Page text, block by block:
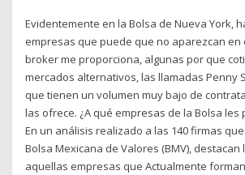
Evidentemente en la Bolsa de Nueva York,
empresas que puede que no aparezcan en
broker me proporciona, algunas por que
mercados alternativos, las llamadas Penny
que tienen un volumen muy bajo de
las ofrece. ¿A qué empresas de la Bolsa les
En un análisis realizado a las 140 firmas
Bolsa Mexicana de Valores (BMV), destacan
aquellas empresas que Actualmente